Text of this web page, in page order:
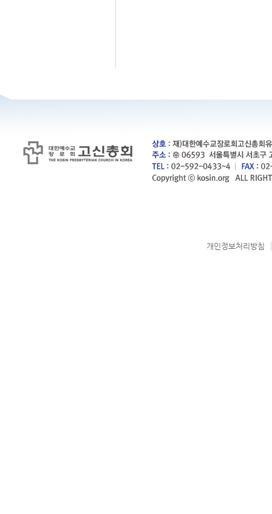
개인정보처리방침